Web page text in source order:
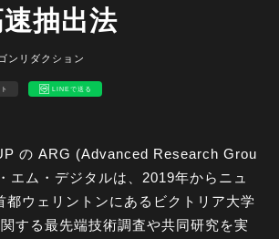
抽出法
ンリダクション
LINEで送る
の ARG (Advanced Research Grou
エム・デジタルは、2019年からニュ
都ウェリントンにあるビクトリア大学
する最先端技術調査や共同研究を実